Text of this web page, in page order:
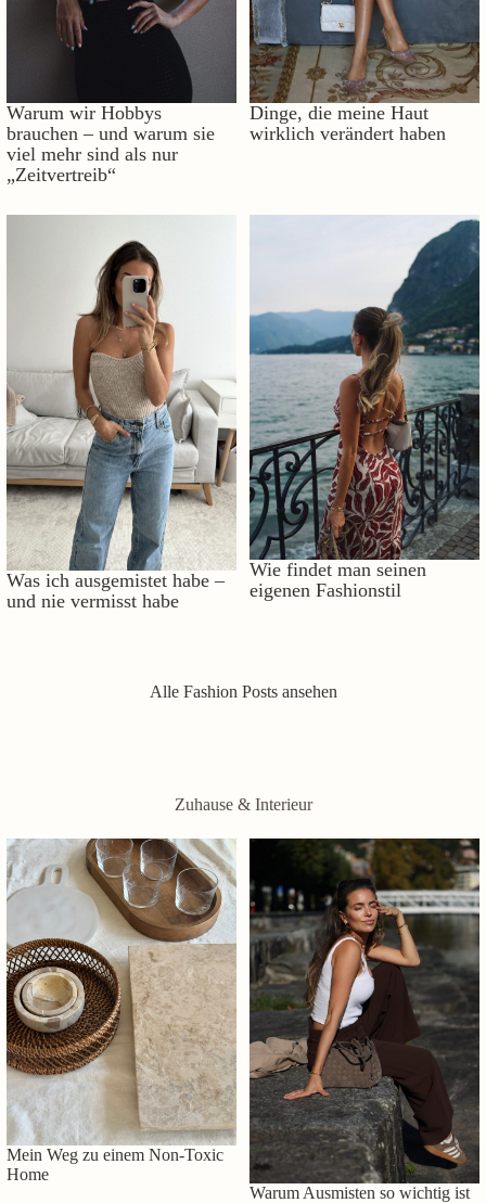
Warum wir Hobbys
brauchen – und warum sie
viel mehr sind als nur
„Zeitvertreib“
Dinge, die meine Haut
wirklich verändert haben
Was ich ausgemistet habe –
und nie vermisst habe
Wie findet man seinen
eigenen Fashionstil
Alle Fashion Posts ansehen
Zuhause & Interieur
Mein Weg zu einem Non-Toxic
Home
Warum Ausmisten so wichtig ist